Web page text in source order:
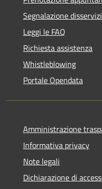
Segnalazione
Leggi le FAQ
Richiesta assistenza
Whistleblowing
Portale Opendata
Amministrazione
Informativa privacy
Note legali
Dichiarazione di